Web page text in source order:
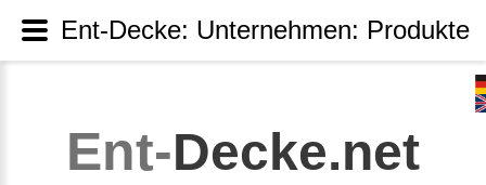
Ent-Decke.net
Ent-Decke: Unternehmen: Produkte